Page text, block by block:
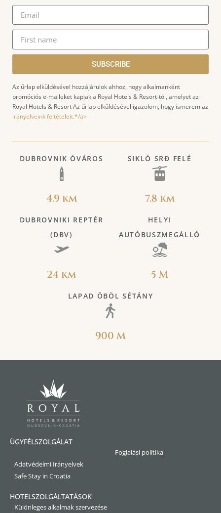
SUBSCRIBE
Az űrlap elküldésével hozzájárulok ahhoz, hogy alkalmanként
promóciós e-maileket kapjak a Royal Hotels & Resort-tól, amelyet az
Royal Hotels & Resort Az űrlap elküldésével igazolom, hogy ismerem az
irányelveink feltételeit.*/a>
DUBROVNIK ÓVÁROS
4.9 km
SIKLÓ SRĐ FELÉ
7.8 km
DUBROVNIKI REPTÉR
(DBV)
24 km
HELYI
AUTÓBUSZMEGÁLLÓ
5 M
LAPAD ÖBÖL SÉTÁNY
900 M
ÜGYFÉLSZOLGÁLAT
Foglalási politika
Adatvédelmi Irányelvek
Safe Stay in Croatia
HOTELSZOLGÁLTATÁSOK
Különleges alkalmak szervezése